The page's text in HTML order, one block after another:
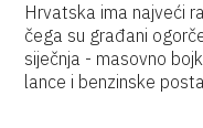
Hrvatska ima najveći
čega su građani
siječnja - masovno
lance i benzinske